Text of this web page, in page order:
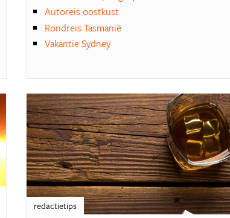
Autoreis oostkust
Rondreis Tasmanië
Vakantie Sydney
redactietips